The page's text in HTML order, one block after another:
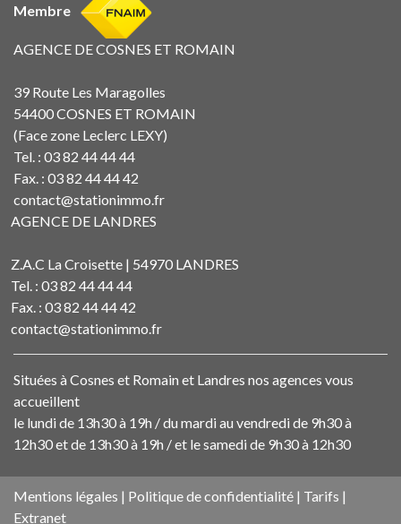
Membre
AGENCE DE COSNES ET ROMAIN
39 Route Les Maragolles
54400 COSNES ET ROMAIN
(Face zone Leclerc LEXY)
Tel. : 03 82 44 44 44
Fax. : 03 82 44 44 42
contact@stationimmo.fr
AGENCE DE LANDRES
Z.A.C La Croisette | 54970 LANDRES
Tel. : 03 82 44 44 44
Fax. : 03 82 44 44 42
contact@stationimmo.fr
Situées à Cosnes et Romain et Landres nos agences vous
accueillent
le lundi de 13h30 à 19h / du mardi au vendredi de 9h30 à
12h30 et de 13h30 à 19h / et le samedi de 9h30 à 12h30
Mentions légales | Politique de confidentialité | Tarifs |
Extranet